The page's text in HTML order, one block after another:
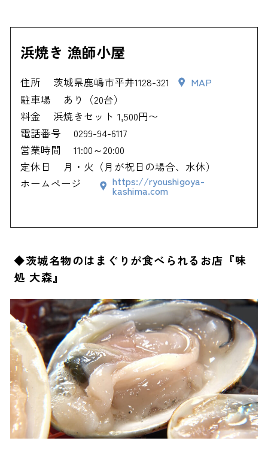
浜焼き 漁師小屋
住所 茨城県鹿嶋市平井1128-321
MAP
駐車場
あり（20台）
料金
浜焼きセット 1,500円〜
電話番号
0299-94-6117
営業時間
11:00～20:00
定休日
月・火（月が祝日の場合、水休）
ホームページ
https://ryoushigoya-
kashima.com
◆茨城名物のはまぐりが食べられるお店『味
処 大森』